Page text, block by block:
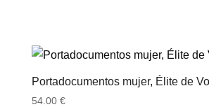
Portadocumentos mujer, Élite de
54.00 €